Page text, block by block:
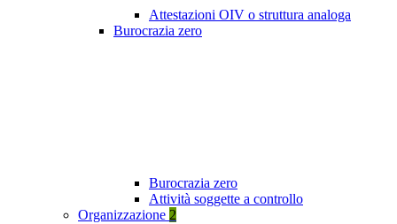
Attestazioni OIV o struttura analoga
Burocrazia zero
Burocrazia zero
Attività soggette a controllo
Organizzazione 2